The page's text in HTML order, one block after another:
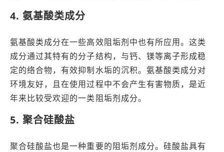
4. 氨基酸类成分
氨基酸类成分在一些高效阻垢剂中也有所应用。这类
成分通过其特有的分子结构，与钙、镁等离子形成稳
定的络合物，有效抑制水垢的沉积。氨基酸类成分对
环境友好，且在使用过程中不会产生有害物质，是近
年来比较受欢迎的一类阻垢剂成分。
5. 聚合硅酸盐
聚合硅酸盐也是一种重要的阻垢剂成分。硅酸盐具有